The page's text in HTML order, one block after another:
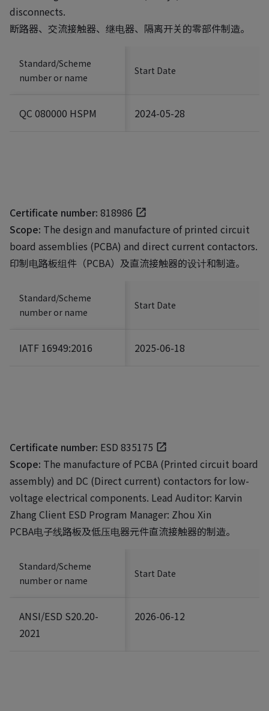
disconnects.
断路器、交流接触器、继电器、隔离开关的零部件制造。
Standard/Scheme
number or name
Start Date
QC 080000 HSPM 2024-05-28
Certificate number: 818986
Scope: The design and manufacture of printed circuit
board assemblies (PCBA) and direct current contactors.
印制电路板组件（PCBA）及直流接触器的设计和制造。
Standard/Scheme
number or name
Start Date
IATF 16949:2016 2025-06-18
Certificate number: ESD 835175
Scope: The manufacture of PCBA (Printed circuit board
assembly) and DC (Direct current) contactors for low-
voltage electrical components. Lead Auditor: Karvin
Zhang Client ESD Program Manager: Zhou Xin
PCBA电子线路板及低压电器元件直流接触器的制造。
Standard/Scheme
number or name
Start Date
ANSI/ESD S20.20-
2021
2026-06-12